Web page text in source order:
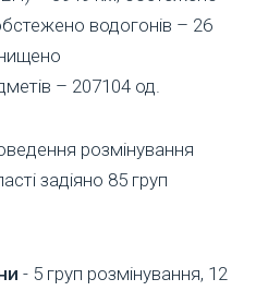
водогонів – 26
– 207104 од.
розмінування
задіяно 85 груп
- 5 груп розмінування, 12